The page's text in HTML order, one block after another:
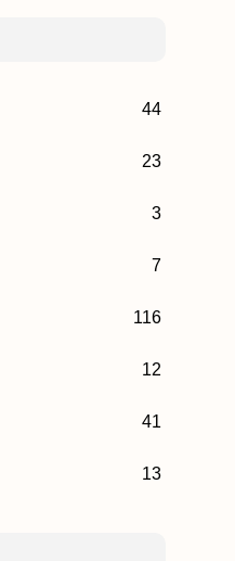
44
23
3
7
116
12
41
13